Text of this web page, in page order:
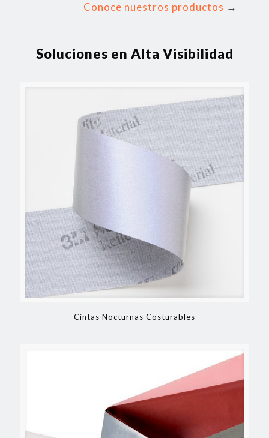
Conoce nuestros productos →
Soluciones en Alta Visibilidad
Cintas Nocturnas Costurables